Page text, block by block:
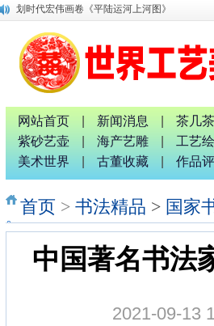
唐国宣采访中国退役军人书画家钟汉月先生
唐国宣采访中华唐氏宗亲广西分会副秘书长唐
融水梦呜苗寨十九坡会震撼天地 苗族服装服饰
广西八一退役军人文工团：璀璨十截 军艺流
南宁市委统战部副部长、市工商联党组书记张
2026广西红色诗词歌舞文艺联欢晚会新闻发
广西非物质文化遗产研究院院长唐正柱致辞
划时代宏伟画卷《平陆运河上河图》
网站首页 新闻消息 茶几
紫砂艺壶
海产艺雕 工艺
美术世界
古董收藏 作品
首页 > 书法精品 > 国家
中国著名书法
2021-09-13